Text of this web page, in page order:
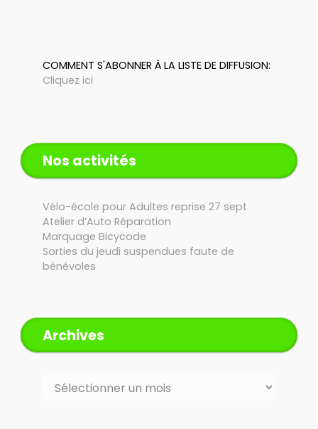
COMMENT S'ABONNER À LA LISTE DE DIFFUSION:
Cliquez ici
Nos activités
Vélo-école pour Adultes reprise 27 sept
Atelier d’Auto Réparation
Marquage Bicycode
Sorties du jeudi suspendues faute de
bénévoles
Archives
Archives